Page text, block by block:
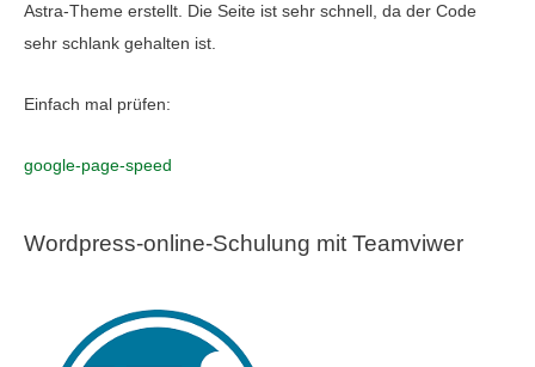
Astra-Theme erstellt. Die Seite ist sehr schnell, da der Code
sehr schlank gehalten ist.
Einfach mal prüfen:
google-page-speed
Wordpress-online-Schulung mit Teamviwer